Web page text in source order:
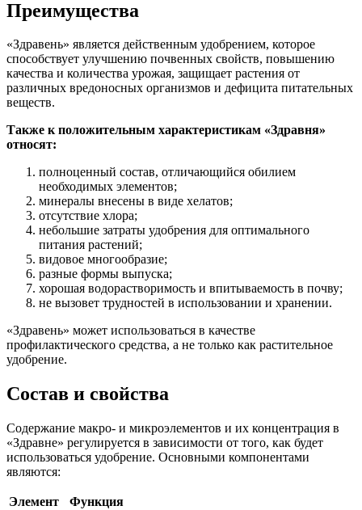
Преимущества
«Здравень» является действенным удобрением, которое
способствует улучшению почвенных свойств, повышению
качества и количества урожая, защищает растения от
различных вредоносных организмов и дефицита питательных
веществ.
Также к положительным характеристикам «Здравня»
относят:
полноценный состав, отличающийся обилием
необходимых элементов;
минералы внесены в виде хелатов;
отсутствие хлора;
небольшие затраты удобрения для оптимального
питания растений;
видовое многообразие;
разные формы выпуска;
хорошая водорастворимость и впитываемость в почву;
не вызовет трудностей в использовании и хранении.
«Здравень» может использоваться в качестве
профилактического средства, а не только как растительное
удобрение.
Состав и свойства
Содержание макро- и микроэлементов и их концентрация в
«Здравне» регулируется в зависимости от того, как будет
использоваться удобрение. Основными компонентами
являются:
Элемент
Функция